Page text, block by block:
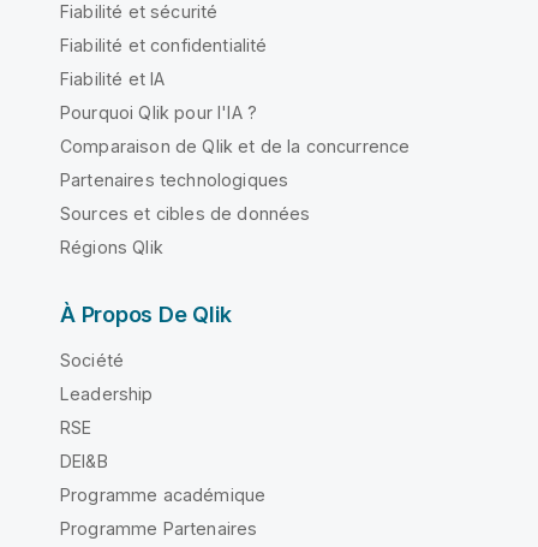
Fiabilité et sécurité
Fiabilité et confidentialité
Fiabilité et IA
Pourquoi Qlik pour l'IA ?
Comparaison de Qlik et de la concurrence
Partenaires technologiques
Sources et cibles de données
Régions Qlik
À Propos De Qlik
Société
Leadership
RSE
DEI&B
Programme académique
Programme Partenaires